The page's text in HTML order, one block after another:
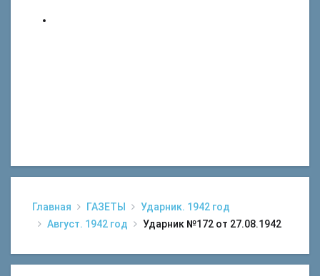
Главная ГАЗЕТЫ
Ударник. 1942 год
Август. 1942 год
Ударник №172 от 27.08.1942